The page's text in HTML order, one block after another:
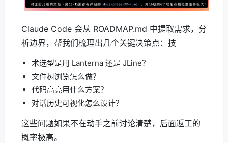
Claude Code 会从 ROADMAP.md 中提取需求，分
析边界，帮我们梳理出几个关键决策点：技
术选型是用 Lanterna 还是 JLine？
文件树浏览怎么做？
代码高亮用什么方案？
对话历史可视化怎么设计？
这些问题如果不在动手之前讨论清楚，后面返工的
概率极高。